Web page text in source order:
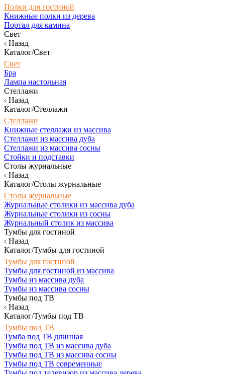
Полки для гостиной
Книжные полки из дерева
Портал для камина
Свет
Назад
Каталог/Свет
Свет
Бра
Лампа настольная
Стеллажи
Назад
Каталог/Стеллажи
Стеллажи
Книжные стеллажи из массива
Стеллажи из массива дуба
Стеллажи из массива сосны
Стойки и подставки
Столы журнальные
Назад
Каталог/Столы журнальные
Столы журнальные
Журнальные столики из массива дуба
Журнальные столики из сосны
Журнальный столик из массива
Тумбы для гостиной
Назад
Каталог/Тумбы для гостиной
Тумбы для гостиной
Тумбы для гостиной из массива
Тумбы из массива дуба
Тумбы из массива сосны
Тумбы под ТВ
Назад
Каталог/Тумбы под ТВ
Тумбы под ТВ
Тумба под ТВ длинная
Тумбы под ТВ из массива дуба
Тумбы под ТВ из массива сосны
Тумбы под ТВ современные